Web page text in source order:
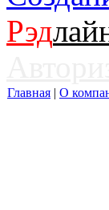
Рэд
Главная | О